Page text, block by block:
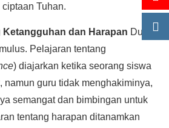
Tuhan.
Ketangguhan dan Harapan Dunia
Pelajaran tentang
) diajarkan ketika seorang siswa
namun guru tidak menghakiminya,
semangat dan bimbingan untuk
tentang harapan ditanamkan